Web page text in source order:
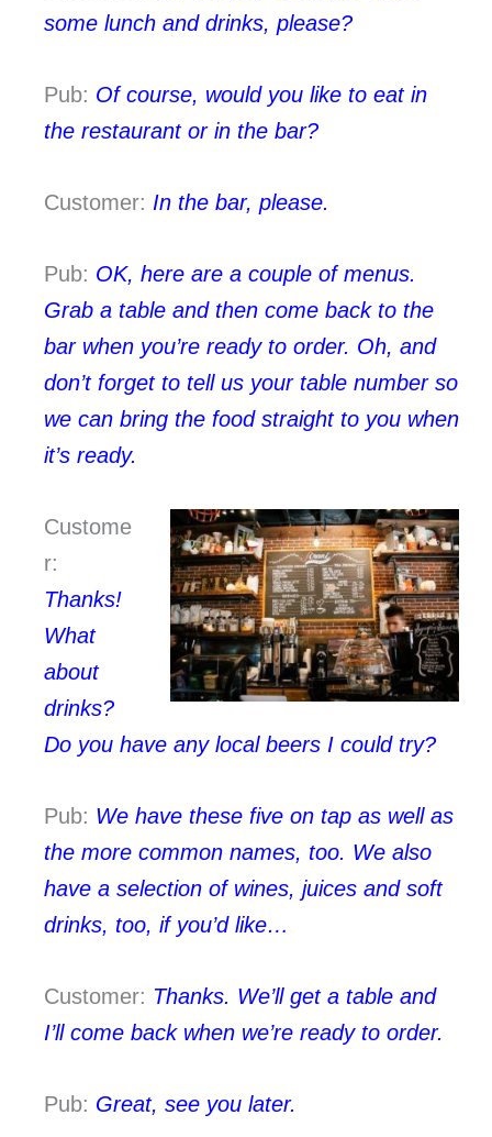
some lunch and drinks, please?
Pub: Of course, would you like to eat in
the restaurant or in the bar?
Customer: In the bar, please.
Pub: OK, here are a couple of menus.
Grab a table and then come back to the
bar when you’re ready to order. Oh, and
don’t forget to tell us your table number so
we can bring the food straight to you when
it’s ready.
Custome
r:
Thanks!
What
about
drinks?
Do you have any local beers I could try?
Pub: We have these five on tap as well as
the more common names, too. We also
have a selection of wines, juices and soft
drinks, too, if you’d like…
Customer: Thanks. We’ll get a table and
I’ll come back when we’re ready to order.
Pub: Great, see you later.